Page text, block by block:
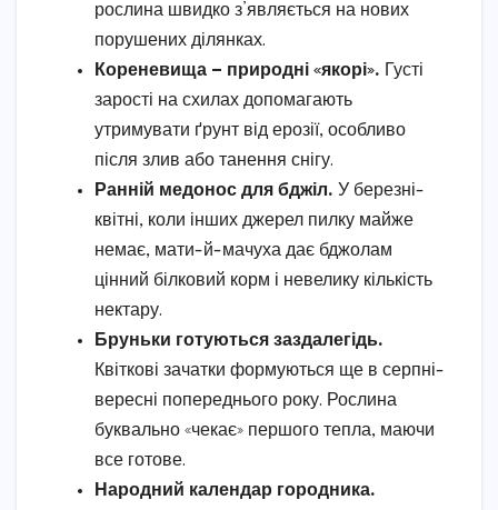
рослина швидко з’являється на нових
порушених ділянках.
Кореневища — природні «якорі». Густі
зарості на схилах допомагають
утримувати ґрунт від ерозії, особливо
після злив або танення снігу.
Ранній медонос для бджіл. У березні-
квітні, коли інших джерел пилку майже
немає, мати-й-мачуха дає бджолам
цінний білковий корм і невелику кількість
нектару.
Бруньки готуються заздалегідь.
Квіткові зачатки формуються ще в серпні-
вересні попереднього року. Рослина
буквально «чекає» першого тепла, маючи
все готове.
Народний календар городника.